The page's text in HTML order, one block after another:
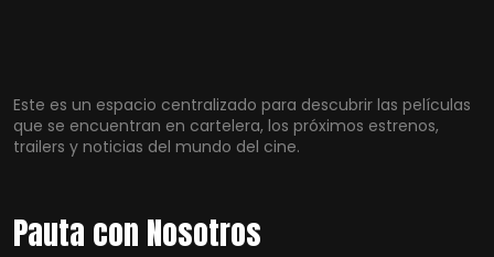
Este es un espacio centralizado para descubrir las películas
que se encuentran en cartelera, los próximos estrenos,
trailers y noticias del mundo del cine.
Pauta con Nosotros